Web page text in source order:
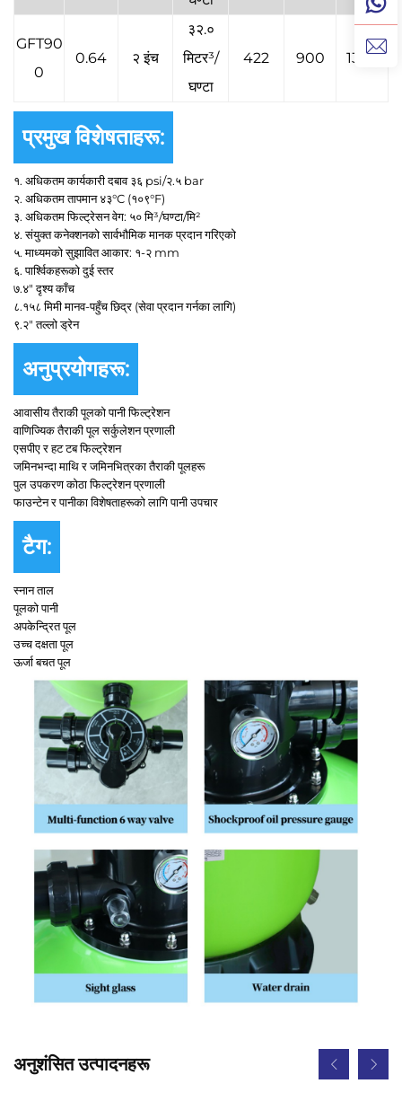
GFT90
0
0.64 २ इंच
३२.०
मिटर³/
घण्टा
422 900 1330
प्रमुख विशेषताहरू:
१. अधिकतम कार्यकारी दबाव ३६ psi/२.५ bar
२. अधिकतम तापमान ४३°C (१०९°F)
३. अधिकतम फिल्ट्रेसन वेग: ५० मि³/घण्टा/मि²
४. संयुक्त कनेक्शनको सार्वभौमिक मानक प्रदान गरिएको
५. माध्यमको सुझावित आकार: १-२ mm
६. पार्श्विकहरूको दुई स्तर
७.४" दृश्य काँच
८.१५८ मिमी मानव-पहुँच छिद्र (सेवा प्रदान गर्नका लागि)
९.२" तल्लो ड्रेन
अनुप्रयोगहरू:
आवासीय तैराकी पूलको पानी फिल्ट्रेशन
वाणिज्यिक तैराकी पूल सर्कुलेशन प्रणाली
एसपीए र हट टब फिल्ट्रेशन
जमिनभन्दा माथि र जमिनभित्रका तैराकी पूलहरू
पुल उपकरण कोठा फिल्ट्रेशन प्रणाली
फाउन्टेन र पानीका विशेषताहरूको लागि पानी उपचार
टैग:
स्नान ताल
पूलको पानी
अपकेन्द्रित पूल
उच्च दक्षता पूल
ऊर्जा बचत पूल
अनुशंसित उत्पादनहरू